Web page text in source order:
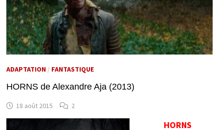
ADAPTATION/ FANTASTIQUE
HORNS de Alexandre Aja (2013)
18 août 2015 2
HORNS